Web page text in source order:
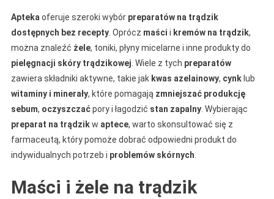
Apteka oferuje szeroki wybór preparatów na trądzik
dostępnych bez recepty. Oprócz maści i kremów na trądzik,
można znaleźć żele, toniki, płyny micelarne i inne produkty do
pielęgnacji skóry trądzikowej . Wiele z tych preparatów
zawiera składniki aktywne, takie jak kwas azelainowy, cynklub
witaminy i minerały, które pomagają zmniejszać produkcję
sebum, oczyszczaćpory i łagodzić stan zapalny. Wybierając
preparat na trądzikw aptece, warto skonsultować się z
farmaceutą, który pomoże dobrać odpowiedni produkt do
indywidualnych potrzeb i problemów skórnych
Maści i żele na trądzik